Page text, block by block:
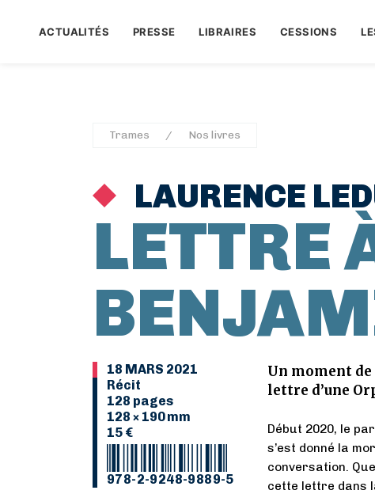
ACTUALITÉS PRESSE LIBRAIRES CESSIONS
Trames Nos livres
LAURENCE
LETTRE
18 MARS 2021
Récit
128 pages
128 × 190 mm
15 €
978-2-9248-9889-5
Un moment
lettre d’une
Début 2020, le
s’est donné la
conversation.
cette lettre dans